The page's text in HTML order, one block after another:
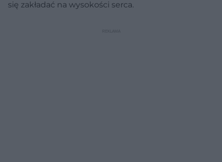
się zakładać na wysokości serca.